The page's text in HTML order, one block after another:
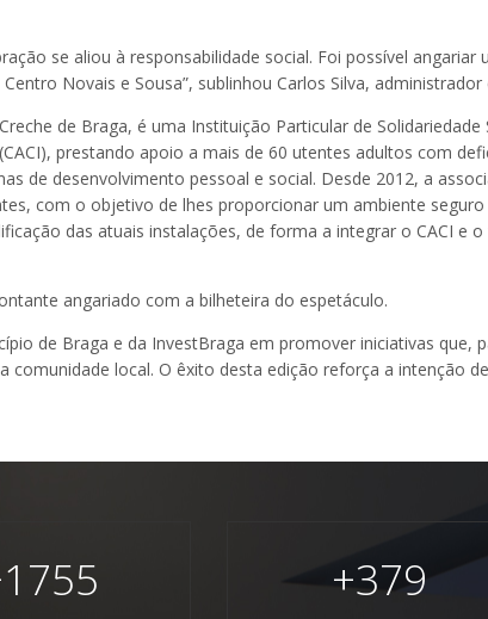
se aliou à responsabilidade social. Foi possível
Novais e Sousa”, sublinhou Carlos Silva,
de Braga, é uma Instituição Particular de Solidariedade
prestando apoio a mais de 60 utentes adultos com
de desenvolvimento pessoal e social. Desde 2012, a
com o objetivo de lhes proporcionar um ambiente
das atuais instalações, de forma a integrar o CACI e
angariado com a bilheteira do espetáculo.
de Braga e da InvestBraga em promover iniciativas
local. O êxito desta edição reforça a intenção
1755 +379